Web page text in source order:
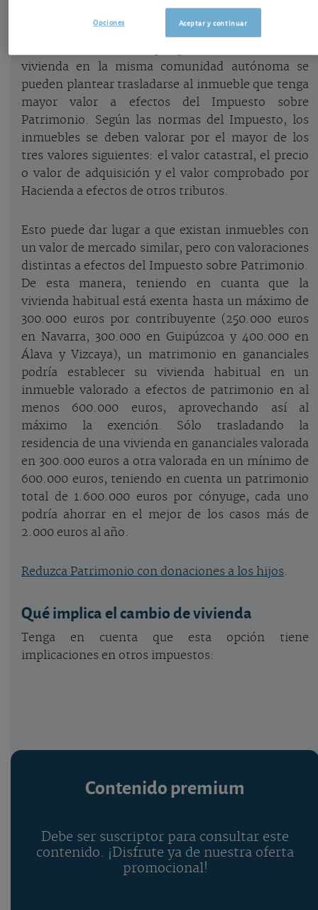
Otra opción está relacionada con la vivienda
vivienda en la misma comunidad autónoma se
pueden plantear trasladarse al inmueble que tenga
mayor valor a efectos del Impuesto sobre
Patrimonio. Según las normas del Impuesto, los
inmuebles se deben valorar por el mayor de los
tres valores siguientes: el valor catastral, el precio
o valor de adquisición y el valor comprobado por
Hacienda a efectos de otros tributos.
Esto puede dar lugar a que existan inmuebles con
un valor de mercado similar, pero con valoraciones
distintas a efectos del Impuesto sobre Patrimonio.
De esta manera, teniendo en cuanta que la
vivienda habitual está exenta hasta un máximo de
300.000 euros por contribuyente (250.000 euros
en Navarra, 300.000 en Guipúzcoa y 400.000 en
Álava y Vizcaya), un matrimonio en gananciales
podría establecer su vivienda habitual en un
inmueble valorado a efectos de patrimonio en al
menos 600.000 euros, aprovechando así al
máximo la exención. Sólo trasladando la
residencia de una vivienda en gananciales valorada
en 300.000 euros a otra valorada en un mínimo de
600.000 euros, teniendo en cuenta un patrimonio
total de 1.600.000 euros por cónyuge, cada uno
podría ahorrar en el mejor de los casos más de
2.000 euros al año.
Reduzca Patrimonio con donaciones a los hijos.
Qué implica el cambio de vivienda
Tenga en cuenta que esta opción tiene
implicaciones en otros impuestos:
Contenido premium
Debe ser suscriptor para consultar este
contenido. ¡Disfrute ya de nuestra oferta
promocional!
Aceptar y continuar
Opciones